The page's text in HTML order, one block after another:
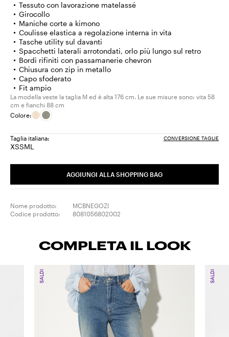
Tessuto con lavorazione matelassé
Girocollo
Maniche corte a kimono
Coulisse elastica a regolazione interna in vita
Tasche utility sul davanti
Spacchetti laterali arrotondati, orlo più lungo sul retro
Bordi rifiniti con passamanerie chevron
Chiusura con zip in metallo
Capo sfoderato
Fit ampio
La modella veste la taglia M ed è alta 176 cm. Le sue misure sono: vita 58
cm e fianchi 88 cm
Colore:
Taglia italiana: CONVERSIONE TAGLIE
XSTaglia:
STaglia:
MTaglia:
LTaglia:
AGGIUNGI ALLA SHOPPING BAG
Nome prodotto:
MCBNEGOZI
Codice prodotto:
8081056802002
COMPLETA IL LOOK
SALDI SALDI